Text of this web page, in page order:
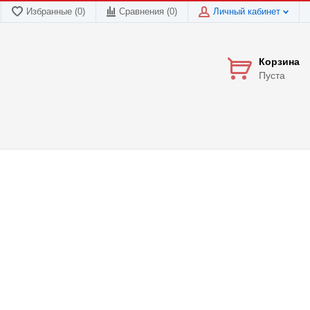
Избранные (0) Сравнения (0) Личный кабинет
Корзина
Пуста